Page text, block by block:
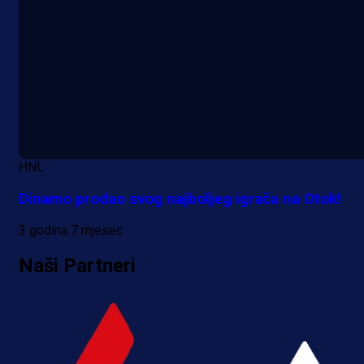
HNL
Dinamo prodao svog najboljeg igrača na Otok!
3 godina 7 mjesec
Naši Partneri